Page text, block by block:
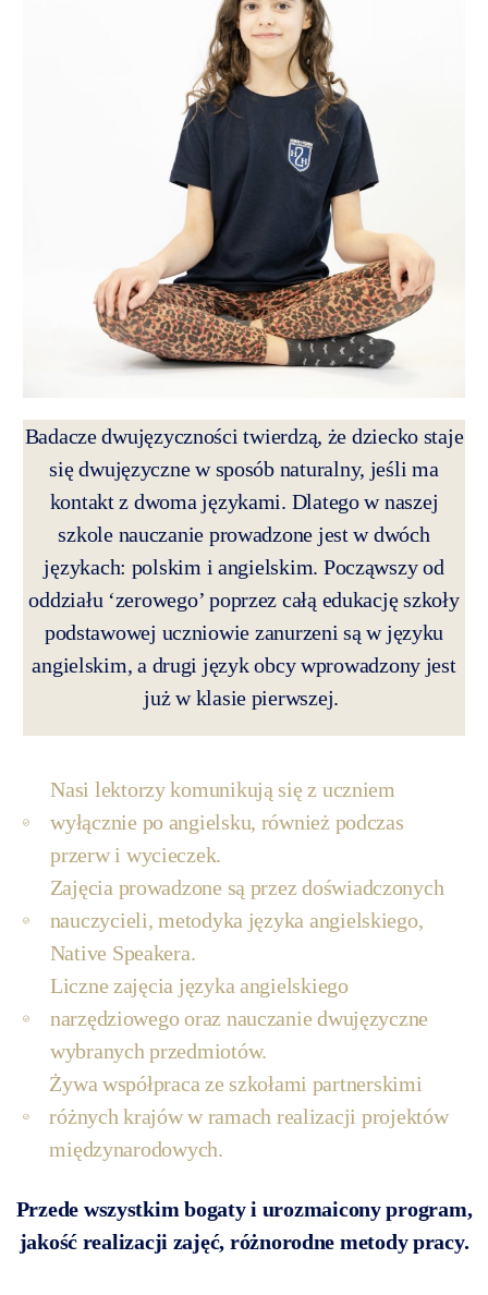
Badacze dwujęzyczności twierdzą, że dziecko staje
się dwujęzyczne w sposób naturalny, jeśli ma
kontakt z dwoma językami. Dlatego w naszej
szkole nauczanie prowadzone jest w dwóch
językach: polskim i angielskim. Począwszy od
oddziału ‘zerowego’ poprzez całą edukację szkoły
podstawowej uczniowie zanurzeni są w języku
angielskim, a drugi język obcy wprowadzony jest
już w klasie pierwszej.
Nasi lektorzy komunikują się z uczniem
wyłącznie po angielsku, również podczas
przerw i wycieczek.
Zajęcia prowadzone są przez doświadczonych
nauczycieli, metodyka języka angielskiego,
Native Speakera.
Liczne zajęcia języka angielskiego
narzędziowego oraz nauczanie dwujęzyczne
wybranych przedmiotów.
Żywa współpraca ze szkołami partnerskimi
różnych krajów w ramach realizacji projektów
międzynarodowych.
Przede wszystkim bogaty i urozmaicony program,
jakość realizacji zajęć, różnorodne metody pracy.